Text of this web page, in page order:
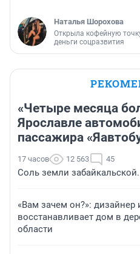
Наталья Шорохова
Открыла кофейную
деньги соцразвития
«Четыре месяца
Ярославле
пассажира
17 часов 12 563 45
Соль земли
«Вам зачем он?»:
восстанавливает дом в
области